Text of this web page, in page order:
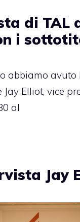
di TAL
i
abbiamo avuto
Elliot, vice
al
Jay